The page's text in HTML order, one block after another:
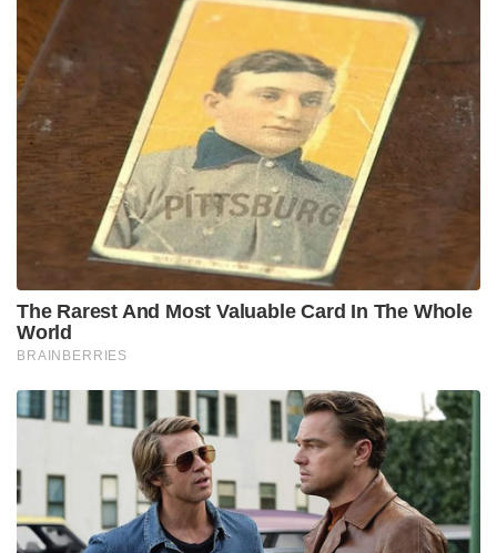
ജീവനുപോലും ഭീഷണിയുണ്ട് എന്നും അൻവർ
കൂട്ടിച്ചേർത്തു .
Pinarayi Vijayan pv anvar